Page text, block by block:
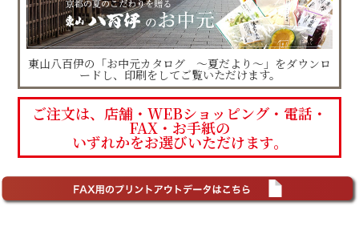
東山八百伊の「お中元カタログ ～夏だより～」をダウンロ
ードし、印刷をしてご覧いただけます。
ご注文は、店舗・WEBショッピング・電話・
FAX・お手紙の
いずれかをお選びいただけます。